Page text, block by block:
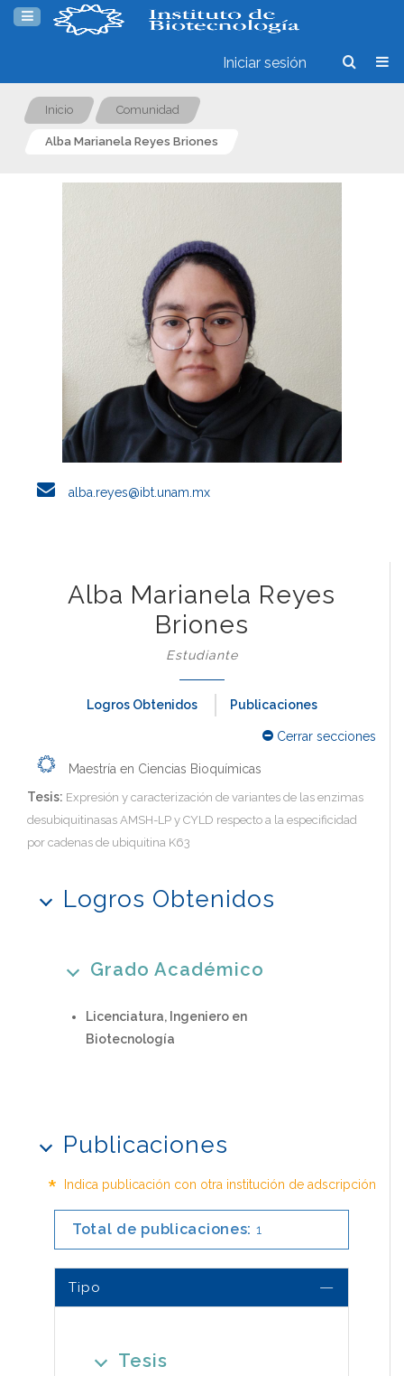
Iniciar sesión
Inicio Comunidad
Alba Marianela Reyes Briones
alba.reyes@ibt.unam.mx
Alba Marianela Reyes
Briones
Estudiante
Logros Obtenidos Publicaciones
Cerrar secciones
Maestría en Ciencias Bioquímicas
Tesis: Expresión y caracterización de variantes de las enzimas
desubiquitinasas AMSH-LP y CYLD respecto a la especificidad
por cadenas de ubiquitina K63
Logros Obtenidos
Grado Académico
Licenciatura, Ingeniero en
Biotecnología
Publicaciones
* Indica publicación con otra institución de adscripción
Total de publicaciones: 1
Tipo
Tesis